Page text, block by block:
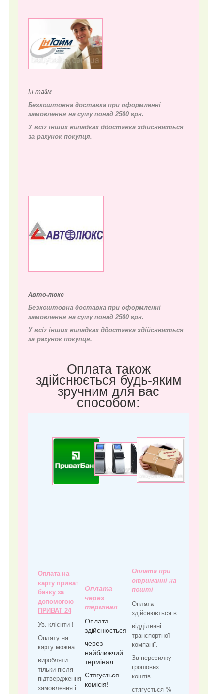
Ін-тайм
Безкоштовна доставка при оформленні
замовлення на суму понад 2500 грн.
У всіх інших випадках ддоставка здійснюється
за рахунок покупця.
Авто-люкс
Безкоштовна доставка при оформленні
замовлення на суму понад 2500 грн.
У всіх інших випадках ддоставка здійснюється
за рахунок покупця.
Оплата також
здійснюється будь-яким
зручним для вас
способом:
Оплата на
карту приват
банку за
допомогою
ПРИВАТ 24
Ув. клієнти !
Оплату на
карту можна
виробляти
тільки після
підтвердження
замовлення і
Оплата
через
термінал
Оплата
здійснюється
через
найближчий
термінал.
Стягується
комісія!
Оплата при
отриманні на
пошті
Оплата
здійснюється в
відділенні
транспортної
компанії.
За пересилку
грошових
коштів
стягується %